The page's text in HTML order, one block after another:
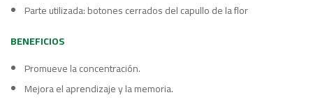
Parte utilizada: botones cerrados del capullo de la flor
BENEFICIOS
Promueve la concentración.
Mejora el aprendizaje y la memoria.